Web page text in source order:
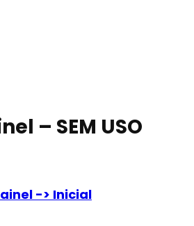
– SEM USO
-> Inicial